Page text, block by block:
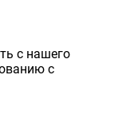
с нашего
с